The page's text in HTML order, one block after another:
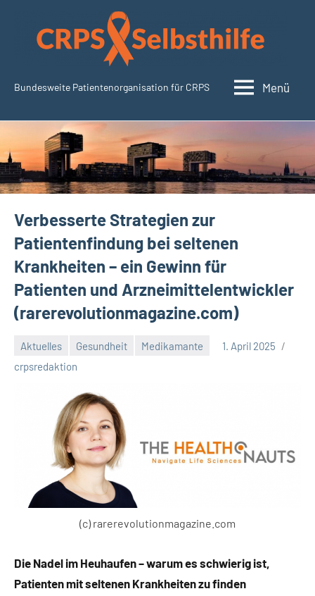
springen
CRPSSelbsthilfe.org
Bundesweite Patientenorganisation für CRPS Menü
Verbesserte Strategien zur
Patientenfindung bei seltenen
Krankheiten – ein Gewinn für
Patienten und Arzneimittelentwickler
(rarerevolutionmagazine.com)
Aktuelles Gesundheit Medikamante
1. April 2025
crpsredaktion
(c) rarerevolutionmagazine.com
Die Nadel im Heuhaufen – warum es schwierig ist,
Patienten mit seltenen Krankheiten zu finden